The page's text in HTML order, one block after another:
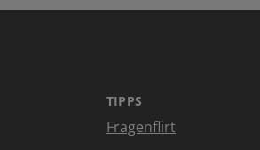
TIPPS
Fragenflirt